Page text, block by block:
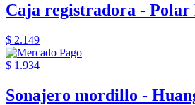
Caja registradora - Polar
$ 2.149
$ 1.934
Sonajero mordillo -